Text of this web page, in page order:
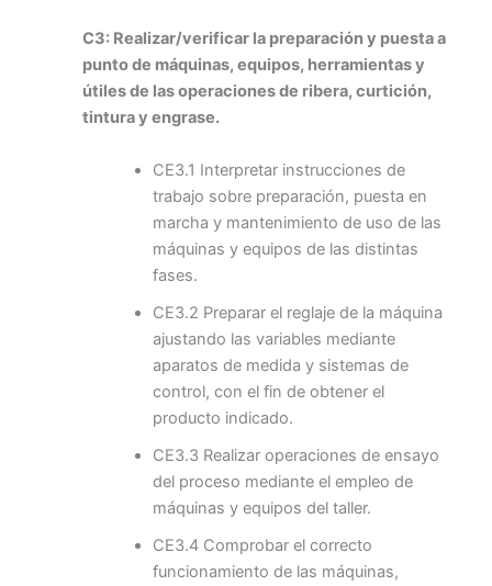
C3: Realizar/verificar la preparación y puesta a
punto de máquinas, equipos, herramientas y
útiles de las operaciones de ribera, curtición,
tintura y engrase.
CE3.1 Interpretar instrucciones de
trabajo sobre preparación, puesta en
marcha y mantenimiento de uso de las
máquinas y equipos de las distintas
fases.
CE3.2 Preparar el reglaje de la máquina
ajustando las variables mediante
aparatos de medida y sistemas de
control, con el fin de obtener el
producto indicado.
CE3.3 Realizar operaciones de ensayo
del proceso mediante el empleo de
máquinas y equipos del taller.
CE3.4 Comprobar el correcto
funcionamiento de las máquinas,